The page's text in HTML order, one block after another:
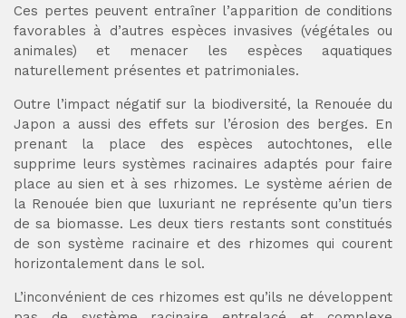
Ces pertes peuvent entraîner l’apparition de conditions
favorables à d’autres espèces invasives (végétales ou
animales) et menacer les espèces aquatiques
naturellement présentes et patrimoniales.
Outre l’impact négatif sur la biodiversité, la Renouée du
Japon a aussi des effets sur l’érosion des berges. En
prenant la place des espèces autochtones, elle
supprime leurs systèmes racinaires adaptés pour faire
place au sien et à ses rhizomes. Le système aérien de
la Renouée bien que luxuriant ne représente qu’un tiers
de sa biomasse. Les deux tiers restants sont constitués
de son système racinaire et des rhizomes qui courent
horizontalement dans le sol.
L’inconvénient de ces rhizomes est qu’ils ne développent